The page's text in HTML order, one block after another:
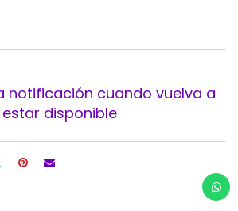
notificación cuando vuelva a
estar disponible